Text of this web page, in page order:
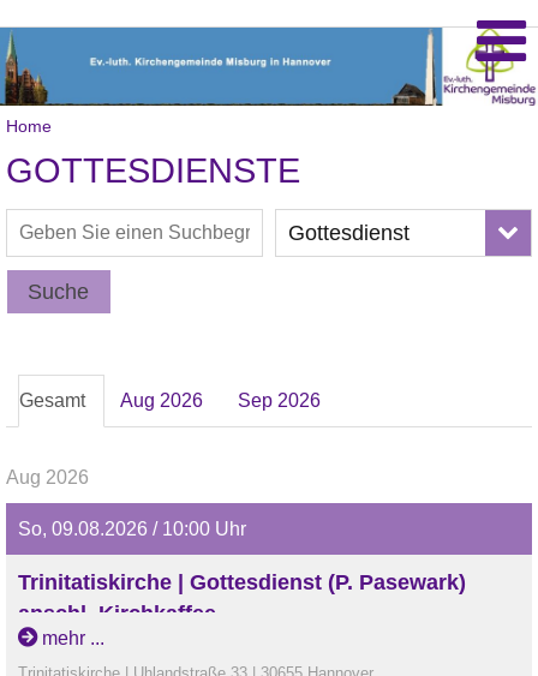
Home
GOTTESDIENSTE
Gottesdienst
Suche
Gesamt Aug 2026 Sep 2026
Aug 2026
So, 09.08.2026 / 10:00 Uhr
Trinitatiskirche | Gottesdienst (P. Pasewark)
anschl. Kirchkaffee
mehr ...